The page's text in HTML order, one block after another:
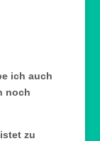
ich auch
noch
zu